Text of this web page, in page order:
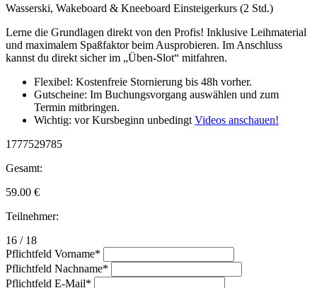
Wasserski, Wakeboard & Kneeboard Einsteigerkurs (2 Std.)
Lerne die Grundlagen direkt von den Profis! Inklusive Leihmaterial
und maximalem Spaßfaktor beim Ausprobieren. Im Anschluss
kannst du direkt sicher im „Üben-Slot“ mitfahren.
Flexibel: Kostenfreie Stornierung bis 48h vorher.
Gutscheine: Im Buchungsvorgang auswählen und zum
Termin mitbringen.
Wichtig: vor Kursbeginn unbedingt Videos anschauen!
1777529785
Gesamt:
59.00 €
Teilnehmer:
16 / 18
Pflichtfeld Vorname*
Pflichtfeld Nachname*
Pflichtfeld E-Mail*